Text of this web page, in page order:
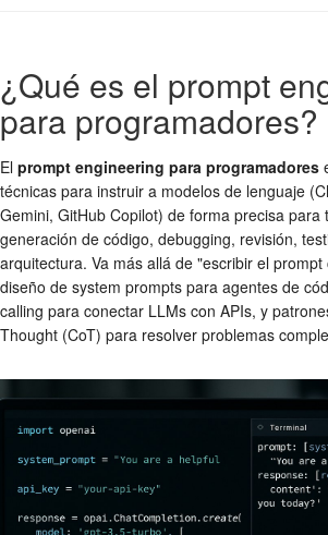
¿Qué es el prompt
para programadores?
El prompt engineering para programadores
técnicas para instruir a modelos de lenguaje
Gemini, GitHub Copilot) de forma precisa para
generación de código, debugging, revisión,
arquitectura. Va más allá de "escribir el
diseño de system prompts para agentes de
calling para conectar LLMs con APIs, y
Thought (CoT) para resolver problemas